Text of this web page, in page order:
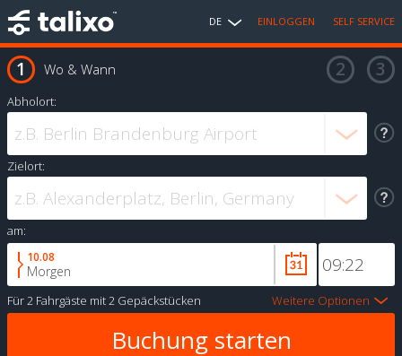
DE EINLOGGEN SELF SERVICE
Wo & Wann
Abholort:
Zielort:
am:
10.08
Morgen
Für2 Fahrgäste mit2 Gepäckstücken Weitere Optionen